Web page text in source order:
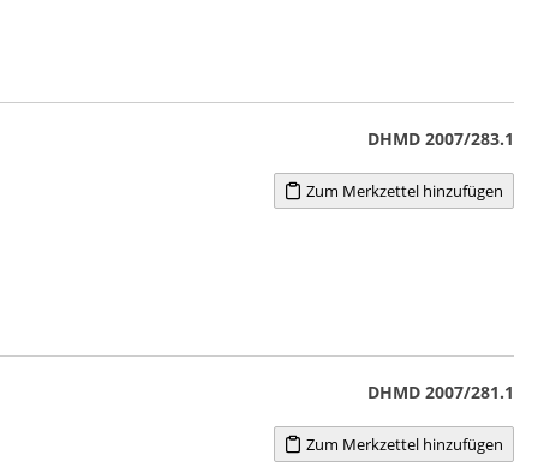
DHMD 2007/283.1
Zum Merkzettel hinzufügen
DHMD 2007/281.1
Zum Merkzettel hinzufügen